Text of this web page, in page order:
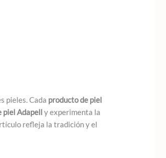
pieles. Cada producto de piel
piel Adapelly experimenta la
refleja la tradición y el